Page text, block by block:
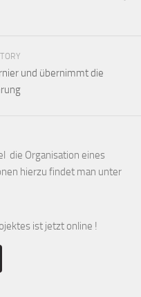
und übernimmt die
die Organisation eines
hierzu findet man unter
ist jetzt online !